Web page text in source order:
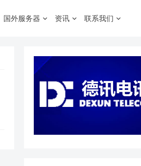
国外服务器 资讯 联系我们